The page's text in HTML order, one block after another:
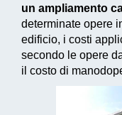
un ampliamento
determinate opere
edificio, i costi
secondo le opere
il costo di